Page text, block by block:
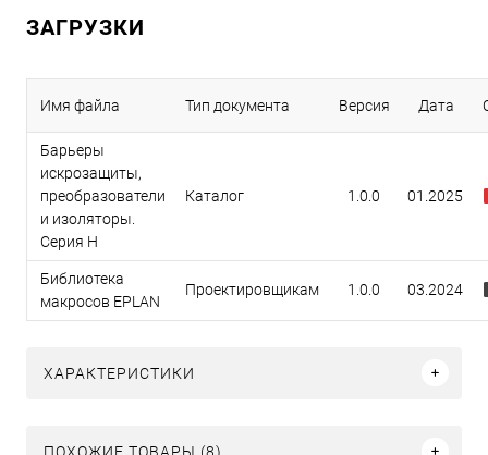
ЗАГРУЗКИ
Имя файла Тип документа Версия Дата
Барьеры
искрозащиты,
преобразователи
и изоляторы.
Серия H
Каталог 1.0.0 01.2025
Библиотека
макросов EPLAN
Проектировщикам 1.0.0 03.2024
ХАРАКТЕРИСТИКИ
ПОХОЖИЕ ТОВАРЫ (8)